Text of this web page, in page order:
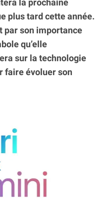
la prochaine
plus tard cette année.
par son importance
qu’elle
sur la technologie
faire évoluer son